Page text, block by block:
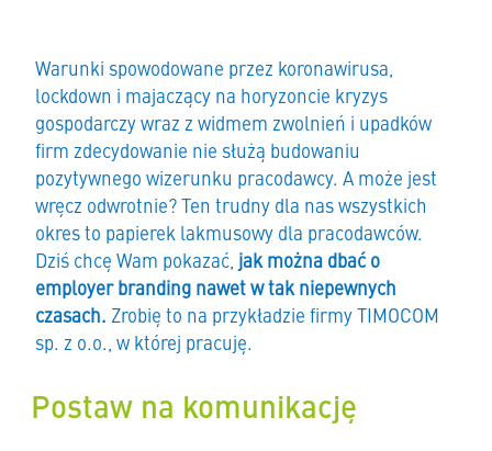
Warunki spowodowane przez koronawirusa,
lockdown i majaczący na horyzoncie kryzys
gospodarczy wraz z widmem zwolnień i upadków
firm zdecydowanie nie służą budowaniu
pozytywnego wizerunku pracodawcy. A może jest
wręcz odwrotnie? Ten trudny dla nas wszystkich
okres to papierek lakmusowy dla pracodawców.
Dziś chcę Wam pokazać, jak można dbać o
employer branding nawet w tak niepewnych
czasach. Zrobię to na przykładzie firmy TIMOCOM
sp. z o.o., w której pracuję.
Postaw na komunikację